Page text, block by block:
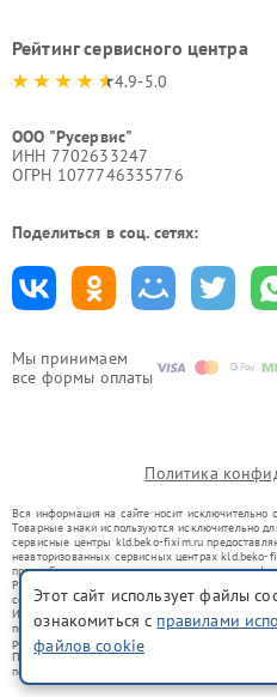
Мы принимаем
все формы оплаты
Рейтинг сервисного центра
4.9-5.0
ООО "Русервис"
ИНН 7702633247
ОГРН 1077746335776
Поделиться в соц. сетях:
Политика
Вся информация на сайте носит исключительно
Товарные знаки используются исключительно
сервисные центры kld.beko-fixim.ru
неавторизованных сервисных центрах kld.beko-
правообладателями товарных знаков или их
Ремонт осуществляется для устройств, уже
со статьей 1487 ГК РФ.
Использование товарных знаков не преследует
потребителей в заблуждение, а служит для
ремонту техники указанных брендов.
Представленная на сайте информация не
положениями Статьи 437(2) Гражданского
Этот сайт использует файлы
ознакомиться с правилами
файлов cookie